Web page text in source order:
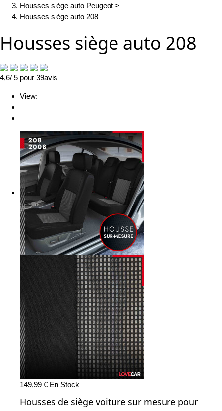
Housses siège auto Peugeot >
Housses siège auto 208
Housses siège auto 208
4,6/ 5 pour 39avis
View:
149,99 € En Stock
Housses de siège voiture sur mesure pour